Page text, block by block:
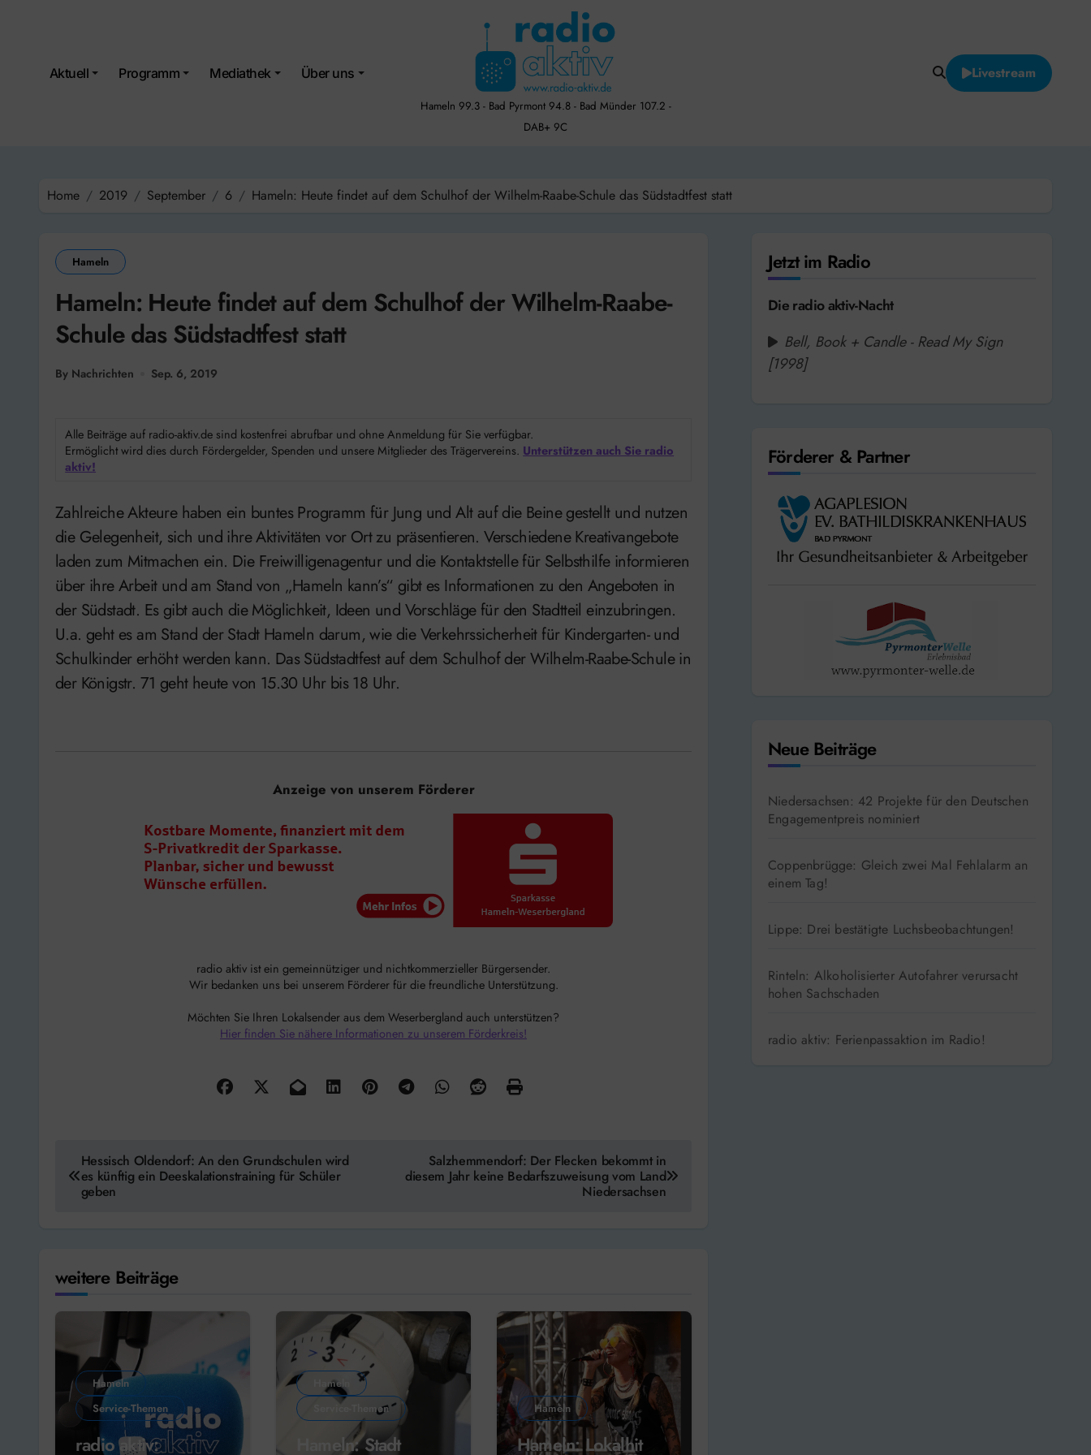
Aktuell Programm Mediathek Über uns
Hameln 99.3 - Bad Pyrmont 94.8 - Bad Münder 107.2 -
DAB+ 9C
Livestream
Home 2019 September 6 Hameln: Heute findet auf dem Schulhof der Wilhelm-Raabe-Schule das Südstadtfest statt
Hameln
Hameln: Heute findet auf dem Schulhof der Wilhelm-Raabe-
Schule das Südstadtfest statt
By Nachrichten Sep. 6, 2019
Alle Beiträge auf radio-aktiv.de sind kostenfrei abrufbar und ohne Anmeldung für Sie verfügbar.
Ermöglicht wird dies durch Fördergelder, Spenden und unsere Mitglieder des Trägervereins. Unterstützen auch Sie radio
aktiv!
Zahlreiche Akteure haben ein buntes Programm für Jung und Alt auf die Beine gestellt und nutzen
die Gelegenheit, sich und ihre Aktivitäten vor Ort zu präsentieren. Verschiedene Kreativangebote
laden zum Mitmachen ein. Die Freiwilligenagentur und die Kontaktstelle für Selbsthilfe informieren
über ihre Arbeit und am Stand von „Hameln kann’s“ gibt es Informationen zu den Angeboten in
der Südstadt. Es gibt auch die Möglichkeit, Ideen und Vorschläge für den Stadtteil einzubringen.
U.a. geht es am Stand der Stadt Hameln darum, wie die Verkehrssicherheit für Kindergarten- und
Schulkinder erhöht werden kann. Das Südstadtfest auf dem Schulhof der Wilhelm-Raabe-Schule in
der Königstr. 71 geht heute von 15.30 Uhr bis 18 Uhr.
Anzeige von unserem Förderer
radio aktiv ist ein gemeinnütziger und nichtkommerzieller Bürgersender.
Wir bedanken uns bei unserem Förderer für die freundliche Unterstützung.
Möchten Sie Ihren Lokalsender aus dem Weserbergland auch unterstützen?
Hier finden Sie nähere Informationen zu unserem Förderkreis!
Beitragsnavigation
Hessisch Oldendorf: An den Grundschulen wird
es künftig ein Deeskalationstraining für Schüler
geben
Salzhemmendorf: Der Flecken bekommt in
diesem Jahr keine Bedarfszuweisung vom Land
Niedersachsen
weitere Beiträge
Hameln
Service-Themen
radio aktiv:
Hameln
Service-Themen
Hameln: Stadt
Hameln
Hameln: Lokalhit
Jetzt im Radio
Die radio aktiv-Nacht
Bell, Book + Candle - Read My Sign
[1998]
Förderer & Partner
Neue Beiträge
Niedersachsen: 42 Projekte für den Deutschen
Engagementpreis nominiert
Coppenbrügge: Gleich zwei Mal Fehlalarm an
einem Tag!
Lippe: Drei bestätigte Luchsbeobachtungen!
Rinteln: Alkoholisierter Autofahrer verursacht
hohen Sachschaden
radio aktiv: Ferienpassaktion im Radio!